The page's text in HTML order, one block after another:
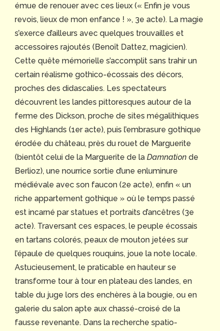
émue de renouer avec ces lieux (« Enfin je vous
revois, lieux de mon enfance ! », 3e acte). La magie
s’exerce d’ailleurs avec quelques trouvailles et
accessoires rajoutés (Benoît Dattez, magicien).
Cette quête mémorielle s’accomplit sans trahir un
certain réalisme gothico-écossais des décors,
proches des didascalies. Les spectateurs
découvrent les landes pittoresques autour de la
ferme des Dickson, proche de sites mégalithiques
des Highlands (1er acte), puis l’embrasure gothique
érodée du château, près du rouet de Marguerite
(bientôt celui de la Marguerite de la Damnation de
Berlioz), une nourrice sortie d’une enluminure
médiévale avec son faucon (2e acte), enfin « un
riche appartement gothique » où le temps passé
est incarné par statues et portraits d’ancêtres (3e
acte). Traversant ces espaces, le peuple écossais
en tartans colorés, peaux de mouton jetées sur
l’épaule de quelques rouquins, joue la note locale.
Astucieusement, le praticable en hauteur se
transforme tour à tour en plateau des landes, en
table du juge lors des enchères à la bougie, ou en
galerie du salon apte aux chassé-croisé de la
fausse revenante. Dans la recherche spatio-